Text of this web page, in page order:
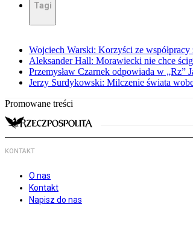
Tagi
Wojciech Warski: Korzyści ze
Aleksander Hall: Morawiecki nie chce
Przemysław Czarnek odpowiada w
Jerzy Surdykowski: Milczenie świata
Promowane treści
KONTAKT
O nas
Kontakt
Napisz do nas